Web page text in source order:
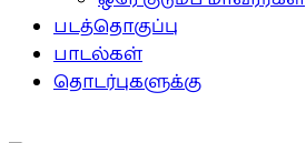
படத்தொகுப்பு
பாடல்கள்
தொடர்புகளுக்கு